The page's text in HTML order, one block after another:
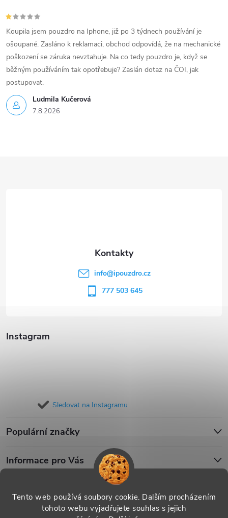
Tento web používá soubory cookie. Dalším procházením
tohoto webu vyjadřujete souhlas s jejich
Ludmila Kučerová
7.8.2026
Koupila jsem pouzdro na Iphone, již po 3 týdnech používání je
ošoupané. Zasláno k reklamaci, obchod odpovídá, že na mechanické
poškození se záruka nevztahuje. Na co tedy pouzdro je, když se
běžným používáním tak opotřebuje? Zaslán dotaz na ČOI, jak
postupovat.
Instagram
Sledovat na Instagramu
Populární značky
Informace pro Vás
info@ipouzdro.cz
777 503 645